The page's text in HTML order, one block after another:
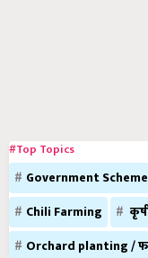
#Top Topics
Government
Chili Farming
Orchard planting /